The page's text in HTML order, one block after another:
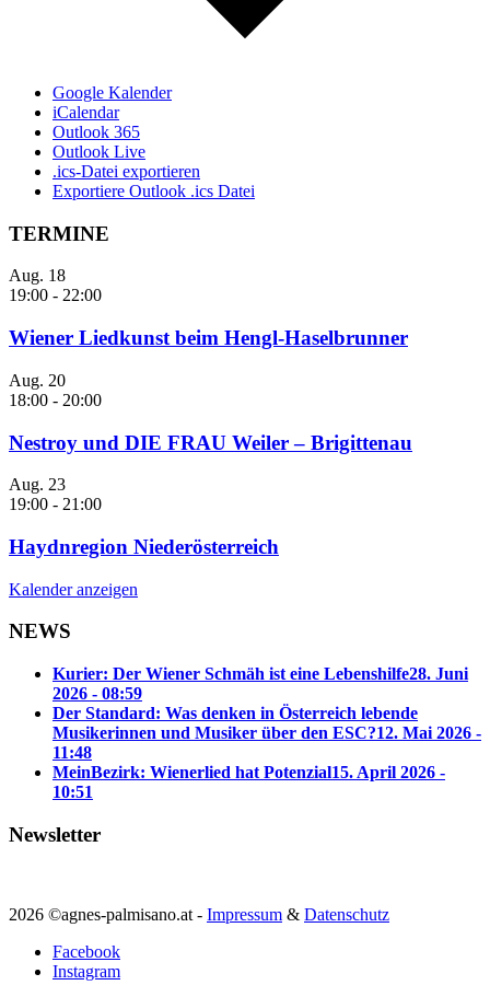
Google Kalender
iCalendar
Outlook 365
Outlook Live
.ics-Datei exportieren
Exportiere Outlook .ics Datei
TERMINE
Aug. 18
19:00 - 22:00
Wiener Liedkunst beim Hengl-Haselbrunner
Aug. 20
18:00 - 20:00
Nestroy und DIE FRAU Weiler – Brigittenau
Aug. 23
19:00 - 21:00
Haydnregion Niederösterreich
Kalender anzeigen
NEWS
Kurier: Der Wiener Schmäh ist eine Lebenshilfe28. Juni
2026 - 08:59
Der Standard: Was denken in Österreich lebende
Musikerinnen und Musiker über den ESC?12. Mai 2026 -
11:48
MeinBezirk: Wienerlied hat Potenzial15. April 2026 -
10:51
Newsletter
2026 ©agnes-palmisano.at - Impressum & Datenschutz
Facebook
Instagram